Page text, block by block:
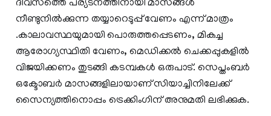
ദിവസത്തെ പര്യടനത്തിനായി മാസങ്ങള്‍
നീണ്ടുനില്‍ക്കുന്ന തയ്യാറെടുപ്പ് വേണം എന്ന് മാത്രം
.കാലാവസ്ഥയുമായി പൊരുത്തപ്പെടണം, മികച്ച
ആരോഗ്യസ്ഥിതി വേണം, മെഡിക്കല്‍ ചെക്കപ്പുകളില്‍
വിജയിക്കണം തുടങ്ങി കടമ്പകള്‍ ഒരുപാട്. സെപ്തംബര്‍
ഒക്ടോബര്‍ മാസങ്ങളിലായാണ് സിയാച്ചിനിലേക്ക്
സൈന്യത്തിനൊപ്പം ട്രെക്കിംഗിന് അനുമതി ലഭിക്കുക.